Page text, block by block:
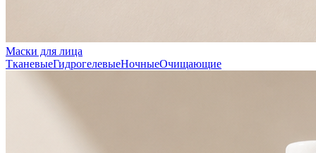
Маски для лица
ТканевыеГидрогелевыеНочныеОчищающие